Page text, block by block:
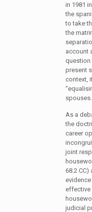
in 1981
the
to take
the
account
question
present
context,
spouses.
As a
the
career
joint
68.2 CC)
effective
judicial